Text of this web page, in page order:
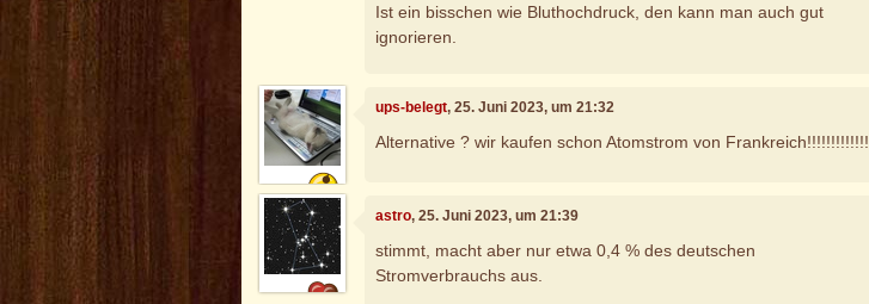
Ist ein bisschen wie Bluthochdruck, den kann man auch gut
ignorieren.
ups-belegt, 25. Juni 2023, um 21:32
Alternative ? wir kaufen schon Atomstrom von Frankreich!!!!!!!!!!!!!
astro, 25. Juni 2023, um 21:39
stimmt, macht aber nur etwa 0,4 % des deutschen
Stromverbrauchs aus.